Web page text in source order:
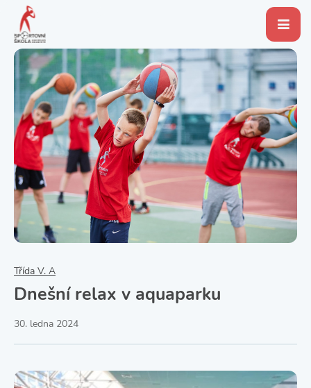
Třída V. A
Dnešní relax v aquaparku
30. ledna 2024